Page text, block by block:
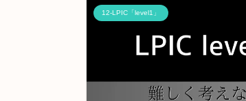
12-LPIC「level1」